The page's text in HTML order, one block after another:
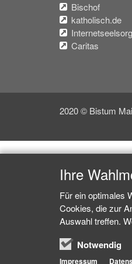
Bischof
katholisch.de
Caritas
2020 © Bistum
Ihre
Für ein optimales
Cookies, die zur
Auswahl treffen.
Notwendig
Impressum